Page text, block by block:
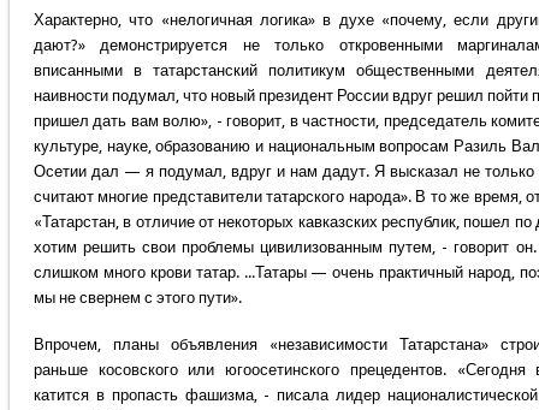
Характерно, что «нелогичная логика» в духе «почему, если
дают?» демонстрируется не только откровенными
вписанными в татарстанский политикум общественными
наивности подумал, что новый президент России вдруг решил пойти
пришел дать вам волю», - говорит, в частности, председатель
культуре, науке, образованию и национальным вопросам Разиль
Осетии дал — я подумал, вдруг и нам дадут. Я высказал не
считают многие представители татарского народа». В то же время,
«Татарстан, в отличие от некоторых кавказских республик, пошел
хотим решить свои проблемы цивилизованным путем, - говорит
слишком много крови татар. ...Татары — очень практичный народ,
мы не свернем с этого пути».
Впрочем, планы объявления «независимости Татарстана»
раньше косовского или югоосетинского прецедентов.
катится в пропасть фашизма, - писала лидер